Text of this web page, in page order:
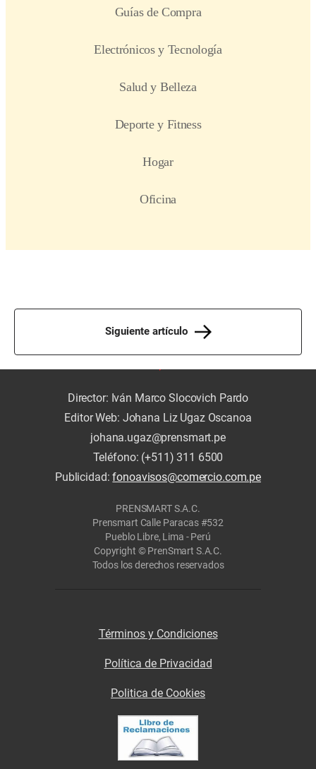
Siguiente artículo
Director: Iván Marco Slocovich Pardo
Editor Web: Johana Liz Ugaz Oscanoa
johana.ugaz@prensmart.pe
Teléfono: (+511) 311 6500
Publicidad:fonoavisos@comercio.com.pe
PRENSMART S.A.C.
Prensmart Calle Paracas #532
Pueblo Libre, Lima - Perú
Copyright © PrenSmart S.A.C.
Todos los derechos reservados
Términos y Condiciones
Política de Privacidad
Politica de Cookies